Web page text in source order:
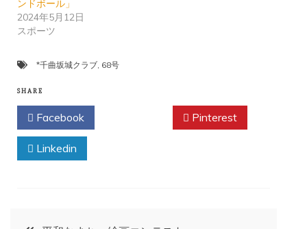
ンドボール」
2024年5月12日
スポーツ
*千曲坂城クラブ 68号
SHARE
Facebook Pinterest
Linkedin